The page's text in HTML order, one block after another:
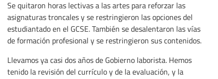
Se quitaron horas lectivas a las artes para reforzar las
asignaturas troncales y se restringieron las opciones del
estudiantado en el GCSE. También se desalentaron las vías
de formación profesional y se restringieron sus contenidos.
Llevamos ya casi dos años de Gobierno laborista. Hemos
tenido la revisión del currículo y de la evaluación, y la